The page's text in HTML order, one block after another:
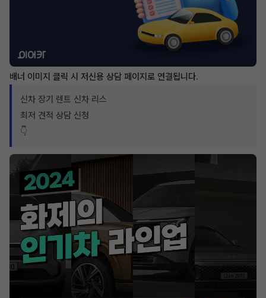
배너 이미지 클릭 시 저신용 상담 페이지로 연결됩니다.
신차 장기 렌트 신차 리스
최저 견적 상담 신청
👇